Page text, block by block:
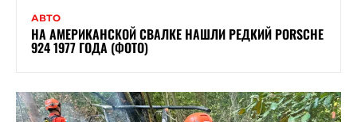
АВТО
НА АМЕРИКАНСКОЙ СВАЛКЕ НАШЛИ РЕДКИЙ PORSCHE
924 1977 ГОДА (ФОТО)